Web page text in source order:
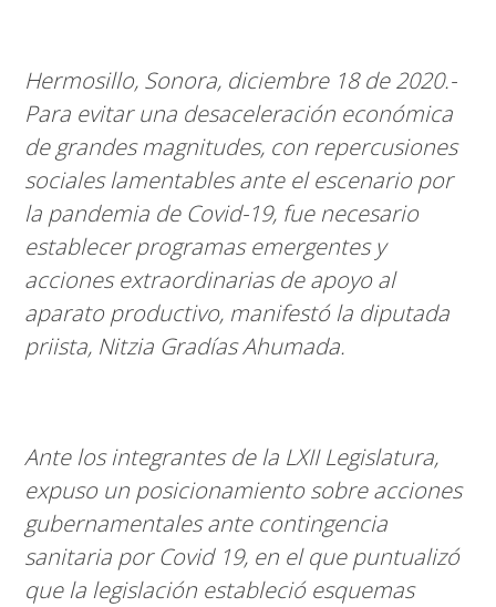
Hermosillo, Sonora, diciembre 18 de 2020.-
Para evitar una desaceleración económica
de grandes magnitudes, con repercusiones
sociales lamentables ante el escenario por
la pandemia de Covid-19, fue necesario
establecer programas emergentes y
acciones extraordinarias de apoyo al
aparato productivo, manifestó la diputada
priista, Nitzia Gradías Ahumada.
Ante los integrantes de la LXII Legislatura,
expuso un posicionamiento sobre acciones
gubernamentales ante contingencia
sanitaria por Covid 19, en el que puntualizó
que la legislación estableció esquemas